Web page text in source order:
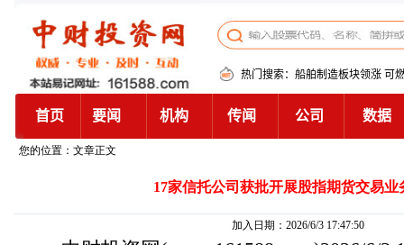
您的位置：文章正文
17家信托公司获批开展股指期货交易业
加入日期：2026/6/3 17:47:50